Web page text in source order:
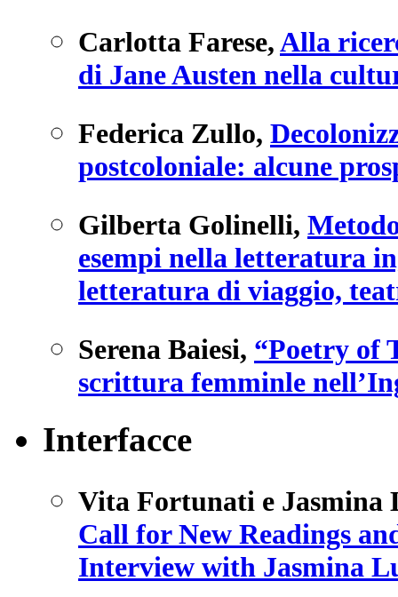
Carlotta Farese,Alla
di Jane Austen nella
Federica Zullo,
postcoloniale: alcune
Gilberta Golinelli,
esempi nella letteratura
letteratura di viaggio,
Serena Baiesi, “Poetry of
scrittura femminle
Interfacce
Vita Fortunati e Jasmina
Call for New Readings
Interview with Jasmina